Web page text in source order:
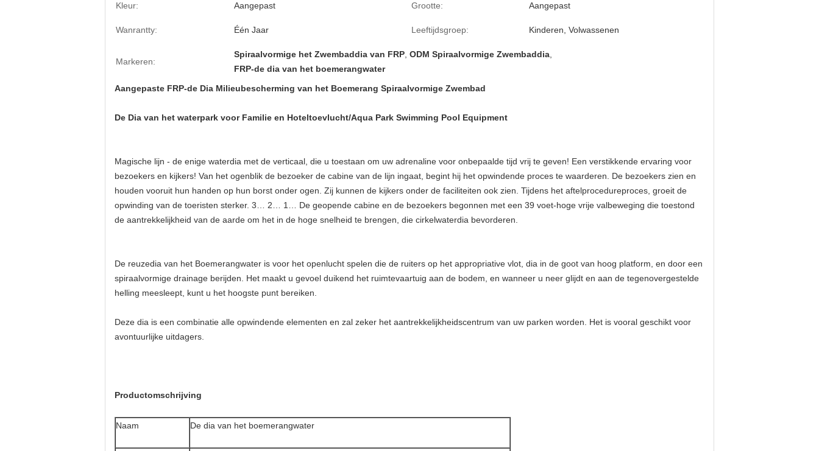
Kleur: Aangepast Grootte: Aangepast
Wanrantty: Één Jaar Leeftijdsgroep: Kinderen, Volwassenen
Markeren:
Spiraalvormige het Zwembaddia van FRP ODM Spiraalvormige Zwembaddia
FRP-de dia van het boemerangwater
Aangepaste FRP-de Dia Milieubescherming van het Boemerang Spiraalvormige Zwembad
De Dia van het waterpark voor Familie en Hoteltoevlucht/Aqua Park Swimming Pool Equipment
Magische lijn - de enige waterdia met de verticaal, die u toestaan om uw adrenaline voor onbepaalde tijd vrij te geven! Een verstikkende ervaring voor
bezoekers en kijkers! Van het ogenblik de bezoeker de cabine van de lijn ingaat, begint hij het opwindende proces te waarderen. De bezoekers zien en
houden vooruit hun handen op hun borst onder ogen. Zij kunnen de kijkers onder de faciliteiten ook zien. Tijdens het aftelprocedureproces, groeit de
opwinding van de toeristen sterker. 3… 2… 1… De geopende cabine en de bezoekers begonnen met een 39 voet-hoge vrije valbeweging die toestond
de aantrekkelijkheid van de aarde om het in de hoge snelheid te brengen, die cirkelwaterdia bevorderen.
De reuzedia van het Boemerangwater is voor het openlucht spelen die de ruiters op het appropriative vlot, dia in de goot van hoog platform, en door een
spiraalvormige drainage berijden. Het maakt u gevoel duikend het ruimtevaartuig aan de bodem, en wanneer u neer glijdt en aan de tegenovergestelde
helling meesleept, kunt u het hoogste punt bereiken.
Deze dia is een combinatie alle opwindende elementen en zal zeker het aantrekkelijkheidscentrum van uw parken worden. Het is vooral geschikt voor
avontuurlijke uitdagers.
Productomschrijving
Naam De dia van het boemerangwater